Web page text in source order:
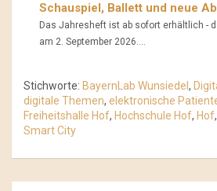
Schauspiel, Ballett und neue
Das Jahresheft ist ab sofort erhältlich -
am 2. September 2026....
Stichworte: BayernLab Wunsiedel ,
digitale Themen, elektronische
Freiheitshalle Hof, Hochschule Hof, Hof,
Smart City